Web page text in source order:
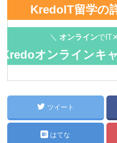
KredoIT留学の
＼ オンラインで
Kredoオンラインキ
ツイート
はてな